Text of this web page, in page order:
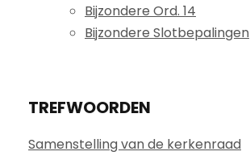
Bijzondere Ord. 14
Bijzondere Slotbepalingen
TREFWOORDEN
Samenstelling van de kerkenraad